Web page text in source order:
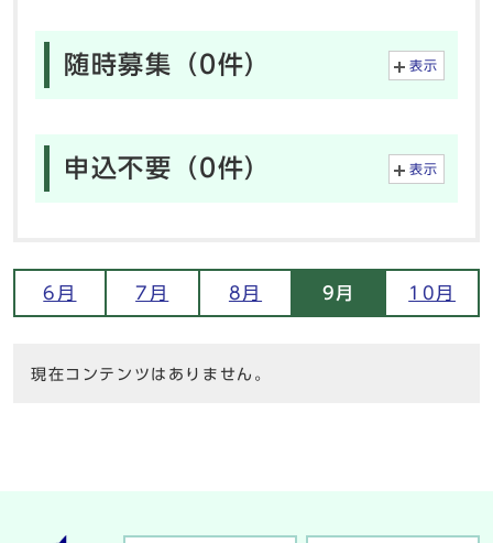
随時募集（0件） 表示
申込不要（0件） 表示
6月 7月 8月 9月 10月
現在コンテンツはありません。